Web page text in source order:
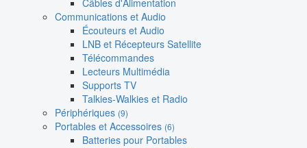
Câbles d'Alimentation
Communications et Audio
Écouteurs et Audio
LNB et Récepteurs Satellite
Télécommandes
Lecteurs Multimédia
Supports TV
Talkies-Walkies et Radio
Périphériques (9)
Portables et Accessoires (6)
Batteries pour Portables